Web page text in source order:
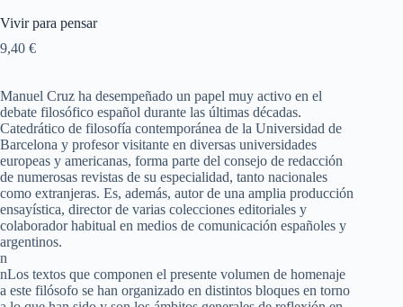
Vivir para pensar
9,40 €
Manuel Cruz ha desempeñado un papel muy activo en el
debate filosófico español durante las últimas décadas.
Catedrático de filosofía contemporánea de la Universidad de
Barcelona y profesor visitante en diversas universidades
europeas y americanas, forma parte del consejo de redacción
de numerosas revistas de su especialidad, tanto nacionales
como extranjeras. Es, además, autor de una amplia producción
ensayística, director de varias colecciones editoriales y
colaborador habitual en medios de comunicación españoles y
argentinos.
n
nLos textos que componen el presente volumen de homenaje
a este filósofo se han organizado en distintos bloques en torno